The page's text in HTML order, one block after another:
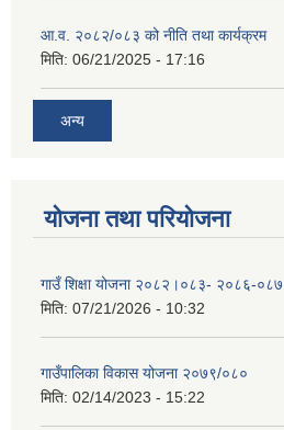
आ.व. २०८२/०८३ को नीति तथा कार्यक्रम
मिति: 06/21/2025 - 17:16
अन्य
योजना तथा परियोजना
गाउँ शिक्षा योजना २०८२।०८३- २०८६-०८७
मिति: 07/21/2026 - 10:32
गाउँपालिका विकास योजना २०७९/०८०
मिति: 02/14/2023 - 15:22